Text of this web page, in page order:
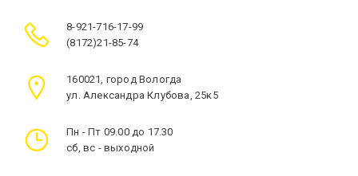
8-921-716-17-99
(8172)21-85-74
160021, город Вологда
ул. Александра Клубова, 25к5
Пн - Пт 09.00 до 17.30
сб, вс - выходной